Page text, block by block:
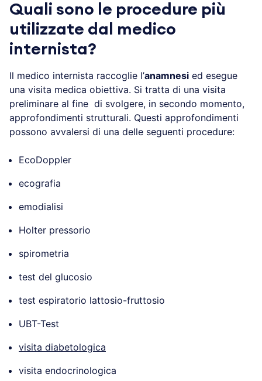
Quali sono le procedure più
utilizzate dal medico
internista?
Il medico internista raccoglie l’anamnesi ed esegue
una visita medica obiettiva. Si tratta di una visita
preliminare al fine di svolgere, in secondo momento,
approfondimenti strutturali. Questi approfondimenti
possono avvalersi di una delle seguenti procedure:
EcoDoppler
ecografia
emodialisi
Holter pressorio
spirometria
test del glucosio
test espiratorio lattosio-fruttosio
UBT-Test
visita diabetologica
visita endocrinologica